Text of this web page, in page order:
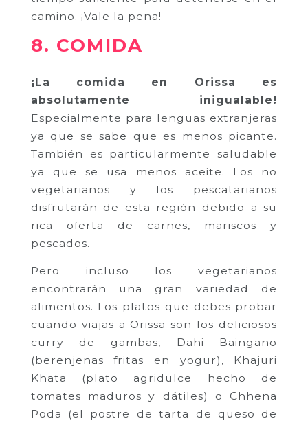
camino. ¡Vale la pena!
8. COMIDA
¡La comida en Orissa es
absolutamente inigualable!
Especialmente para lenguas extranjeras
ya que se sabe que es menos picante.
También es particularmente saludable
ya que se usa menos aceite. Los no
vegetarianos y los pescatarianos
disfrutarán de esta región debido a su
rica oferta de carnes, mariscos y
pescados.
Pero incluso los vegetarianos
encontrarán una gran variedad de
alimentos. Los platos que debes probar
cuando viajas a Orissa son los deliciosos
curry de gambas, Dahi Baingano
(berenjenas fritas en yogur), Khajuri
Khata (plato agridulce hecho de
tomates maduros y dátiles) o Chhena
Poda (el postre de tarta de queso de